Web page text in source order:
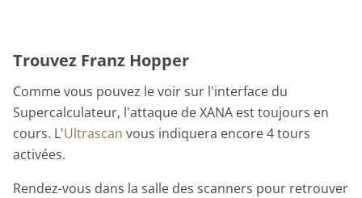
Trouvez Franz Hopper
Comme vous pouvez le voir sur l'interface du
Supercalculateur, l'attaque de XANA est toujours en
cours. L'Ultrascan vous indiquera encore 4 tours
activées.
Rendez-vous dans la salle des scanners pour retrouver